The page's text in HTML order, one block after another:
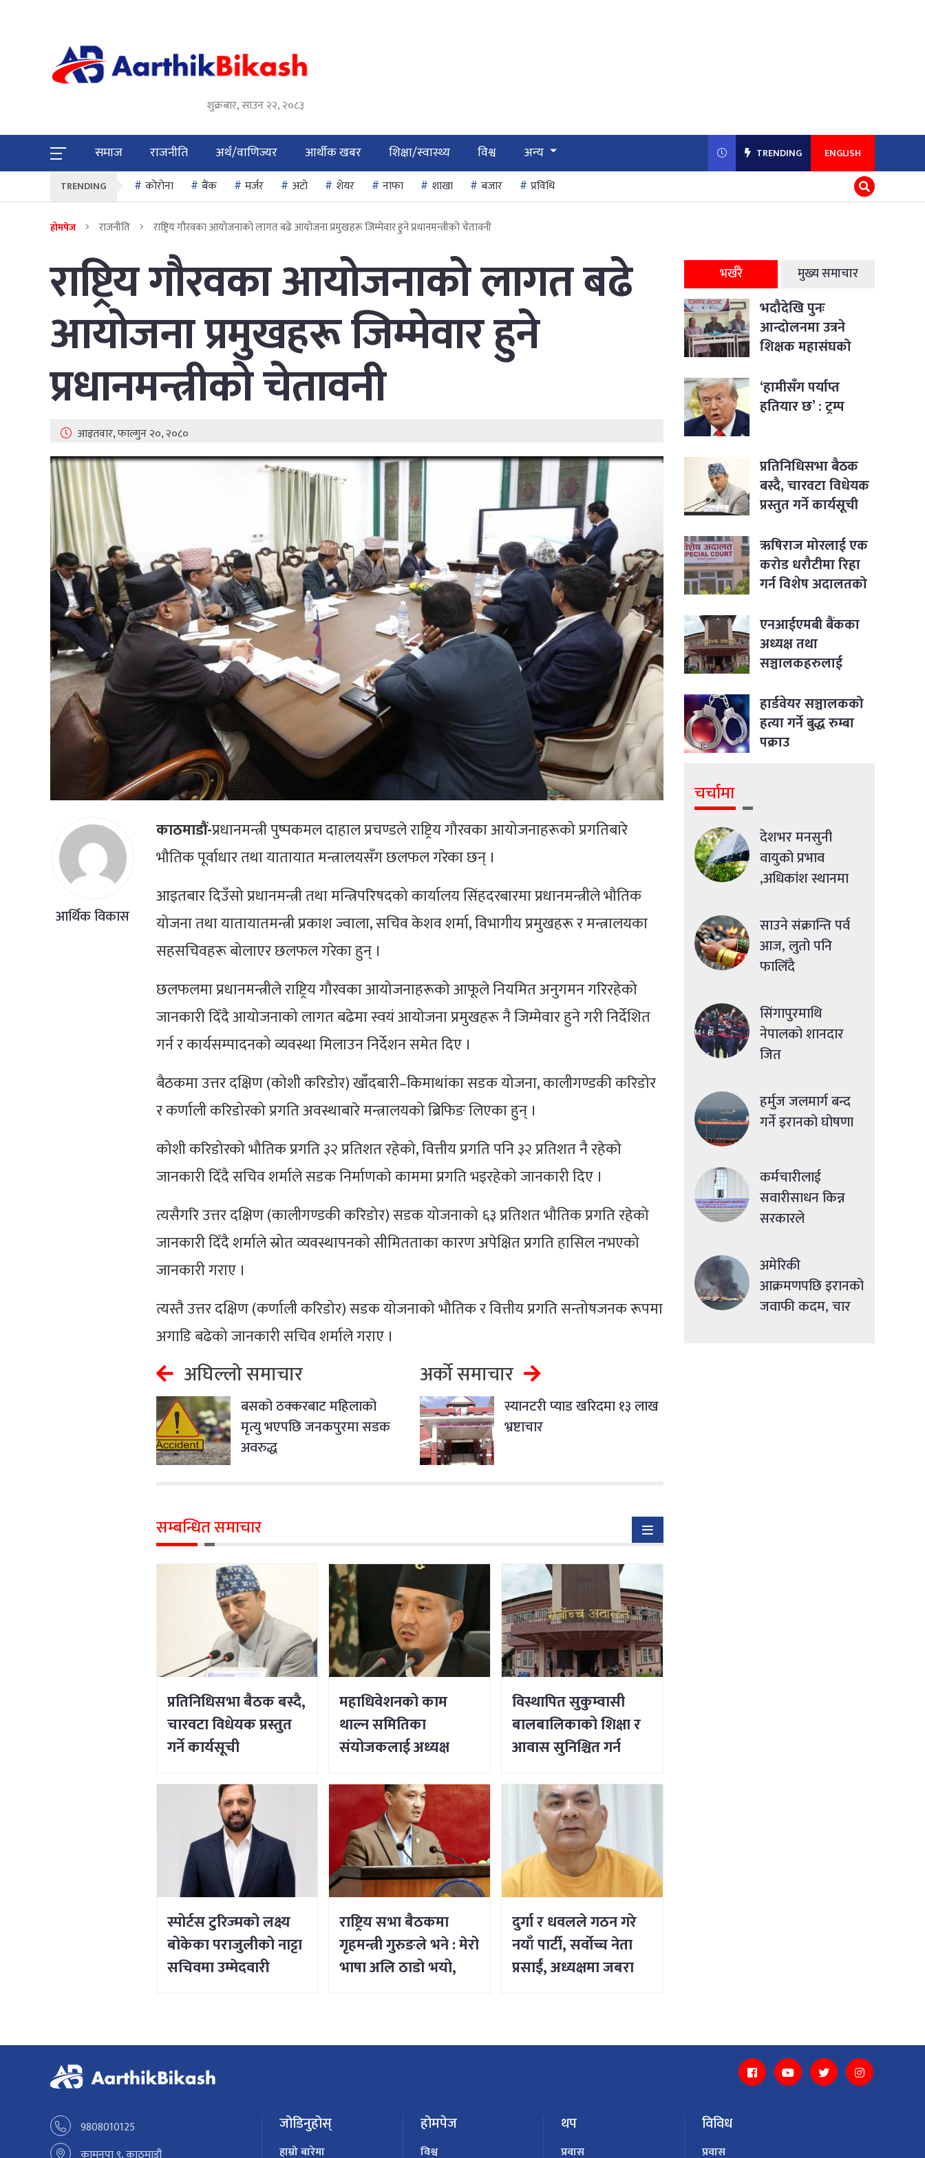
शुक्रबार, साउन २२, २०८३
समाज राजनीति अर्थ/वाणिज्यर आर्थीक खबर शिक्षा/स्वास्थ्य विश्व अन्य TRENDING ENGLISH
TRENDING कोरोना बैंक मर्जर अटो शेयर नाफा शाखा बजार प्रविधि
होमपेज राजनीति राष्ट्रिय गौरवका आयोजनाको लागत बढे आयोजना प्रमुखहरू जिम्मेवार हुने प्रधानमन्त्रीको चेतावनी
राष्ट्रिय गौरवका आयोजनाको लागत बढे
आयोजना प्रमुखहरू जिम्मेवार हुने
प्रधानमन्त्रीको चेतावनी
आइतवार, फाल्गुन २०, २०८०
आर्थिक विकास
काठमाडौं-प्रधानमन्त्री पुष्पकमल दाहाल प्रचण्डले राष्ट्रिय गौरवका आयोजनाहरूको प्रगतिबारे
भौतिक पूर्वाधार तथा यातायात मन्त्रालयसँग छलफल गरेका छन् ।
आइतबार दिउँसो प्रधानमन्त्री तथा मन्त्रिपरिषदको कार्यालय सिंहदरबारमा प्रधानमन्त्रीले भौतिक
योजना तथा यातायातमन्त्री प्रकाश ज्वाला, सचिव केशव शर्मा, विभागीय प्रमुखहरू र मन्त्रालयका
सहसचिवहरू बोलाएर छलफल गरेका हुन् ।
छलफलमा प्रधानमन्त्रीले राष्ट्रिय गौरवका आयोजनाहरूको आफूले नियमित अनुगमन गरिरहेको
जानकारी दिँदै आयोजनाको लागत बढेमा स्वयं आयोजना प्रमुखहरू नै जिम्मेवार हुने गरी निर्देशित
गर्न र कार्यसम्पादनको व्यवस्था मिलाउन निर्देशन समेत दिए ।
बैठकमा उत्तर दक्षिण (कोशी करिडोर) खाँदबारी–किमाथांका सडक योजना, कालीगण्डकी करिडोर
र कर्णाली करिडोरको प्रगति अवस्थाबारे मन्त्रालयको ब्रिफिङ लिएका हुन् ।
कोशी करिडोरको भौतिक प्रगति ३२ प्रतिशत रहेको, वित्तीय प्रगति पनि ३२ प्रतिशत नै रहेको
जानकारी दिँदै सचिव शर्माले सडक निर्माणको काममा प्रगति भइरहेको जानकारी दिए ।
त्यसैगरि उत्तर दक्षिण (कालीगण्डकी करिडोर) सडक योजनाको ६३ प्रतिशत भौतिक प्रगति रहेको
जानकारी दिँदै शर्माले स्रोत व्यवस्थापनको सीमितताका कारण अपेक्षित प्रगति हासिल नभएको
जानकारी गराए ।
त्यस्तै उत्तर दक्षिण (कर्णाली करिडोर) सडक योजनाको भौतिक र वित्तीय प्रगति सन्तोषजनक रूपमा
अगाडि बढेको जानकारी सचिव शर्माले गराए ।
अघिल्लो समाचार
बसको ठक्करबाट महिलाको
मृत्यु भएपछि जनकपुरमा सडक
अवरुद्ध
अर्को समाचार
स्यानटरी प्याड खरिदमा १३ लाख
भ्रष्टाचार
सम्बन्धित समाचार
प्रतिनिधिसभा बैठक बस्दै,
चारवटा विधेयक प्रस्तुत
गर्ने कार्यसूची
महाधिवेशनको काम
थाल्न समितिका
संयोजकलाई अध्यक्ष
विस्थापित सुकुम्वासी
बालबालिकाको शिक्षा र
आवास सुनिश्चित गर्न
स्पोर्टस टुरिज्मको लक्ष्य
बोकेका पराजुलीको नाट्टा
सचिवमा उम्मेदवारी
राष्ट्रिय सभा बैठकमा
गृहमन्त्री गुरुङले भने : मेरो
भाषा अलि ठाडो भयो,
दुर्गा र धवलले गठन गरे
नयाँ पार्टी, सर्वोच्च नेता
प्रसाईं, अध्यक्षमा जबरा
भर्खरै मुख्य समाचार
भदौदेखि पुनः
आन्दोलनमा उत्रने
शिक्षक महासंघको
‘हामीसँग पर्याप्त
हतियार छ’ : ट्रम्प
प्रतिनिधिसभा बैठक
बस्दै, चारवटा विधेयक
प्रस्तुत गर्ने कार्यसूची
ऋषिराज मोरलाई एक
करोड धरौटीमा रिहा
गर्न विशेष अदालतको
एनआईएमबी बैंकका
अध्यक्ष तथा
सञ्चालकहरुलाई
आदेश
हार्डवेयर सञ्चालकको
हत्या गर्ने बुद्ध रुम्बा
पक्राउ
चर्चामा
देशभर मनसुनी
वायुको प्रभाव
,अधिकांश स्थानमा
साउने संक्रान्ति पर्व
आज, लुतो पनि
फालिँदै
सिंगापुरमाथि
नेपालको शानदार
जित
हर्मुज जलमार्ग बन्द
गर्ने इरानको घोषणा
कर्मचारीलाई
सवारीसाधन किन्न
सरकारले
दिने
अमेरिकी
आक्रमणपछि इरानको
जवाफी कदम, चार
9808010125
जोडिनुहोस्
हाम्रो बारेमा
होमपेज
विश्व
थप
प्रवास
विविध
प्रवास